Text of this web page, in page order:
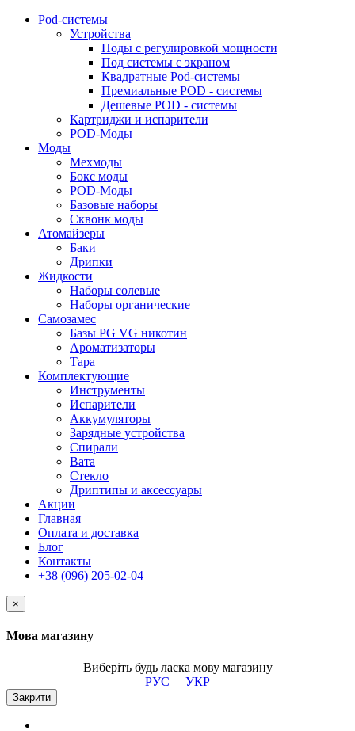
Pod-системы
Устройства
Поды с регулировкой мощности
Под системы с экраном
Квадратные Pod-системы
Премиальные POD - системы
Дешевые POD - системы
Картриджи и испарители
POD-Моды
Моды
Мехмоды
Бокс моды
POD-Моды
Базовые наборы
Сквонк моды
Атомайзеры
Баки
Дрипки
Жидкости
Наборы солевые
Наборы органические
Самозамес
Базы PG VG никотин
Ароматизаторы
Тара
Комплектующие
Инструменты
Испарители
Аккумуляторы
Зарядные устройства
Спирали
Вата
Стекло
Дриптипы и аксессуары
Акции
Главная
Оплата и доставка
Блог
Контакты
+38 (096) 205-02-04
×
Мова магазину
Виберіть будь ласка мову магазину
РУС
УКР
Закрити